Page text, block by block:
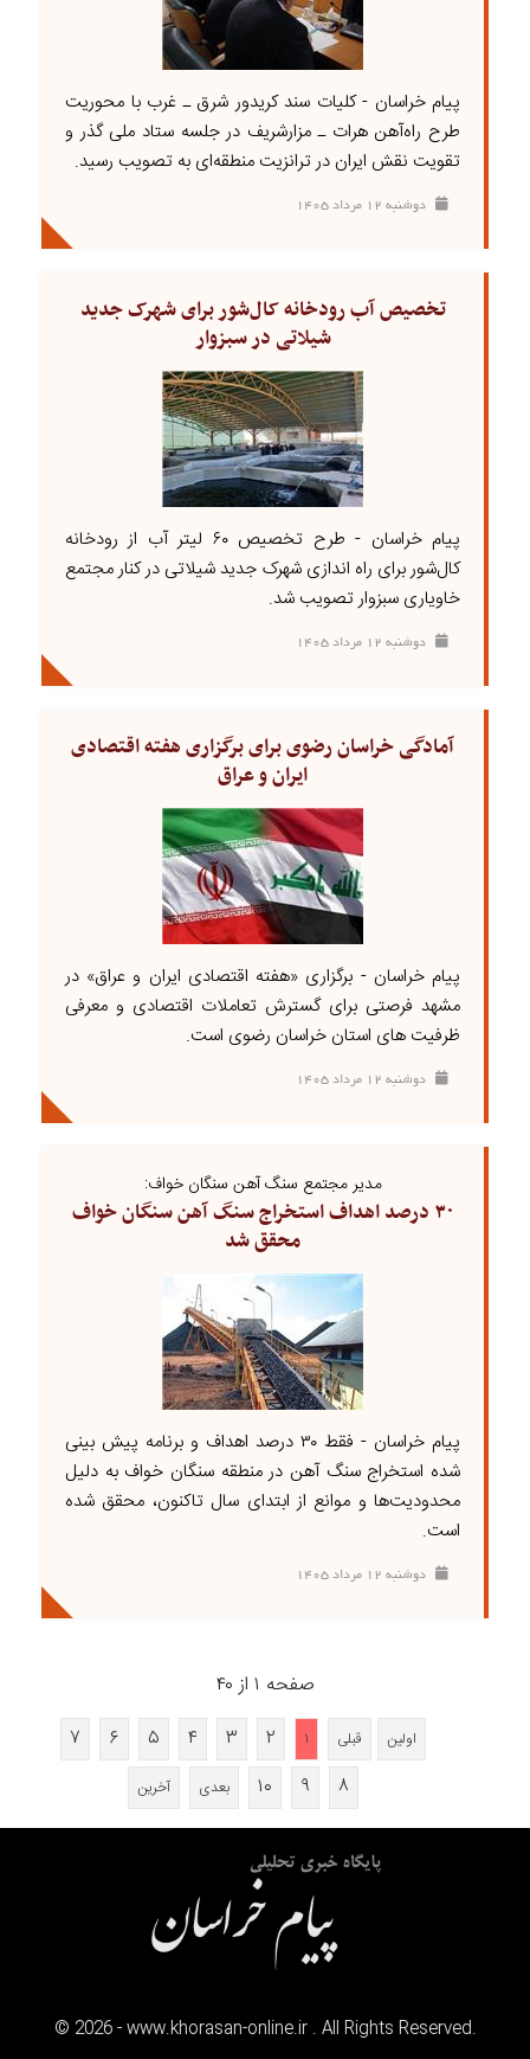
پیام خراسان - کلیات سند کریدور شرق ـ غرب با محوریت
طرح راه‌آهن هرات ـ مزارشریف در جلسه ستاد ملی گذر و
تقویت نقش ایران در ترانزیت منطقه‌ای به تصویب رسید.
دوشنبه ۱۲ مرداد ۱۴۰۵
تخصیص آب رودخانه کال‌شور برای شهرک جدید
شیلاتی در سبزوار
پیام خراسان - طرح تخصیص ۶۰ لیتر آب از رودخانه
کال‌شور برای راه اندازی شهرک جدید شیلاتی در کنار مجتمع
خاویاری سبزوار تصویب شد.
دوشنبه ۱۲ مرداد ۱۴۰۵
آمادگی خراسان رضوی برای برگزاری هفته اقتصادی
ایران و عراق
پیام خراسان - برگزاری «هفته اقتصادی ایران و عراق» در
مشهد فرصتی برای گسترش تعاملات اقتصادی و معرفی
ظرفیت‌ های استان خراسان رضوی است.
دوشنبه ۱۲ مرداد ۱۴۰۵
مدیر مجتمع سنگ آهن سنگان خواف:
۳۰ درصد اهداف استخراج سنگ آهن سنگان خواف
محقق شد
پیام خراسان - فقط ۳۰ درصد اهداف و برنامه پیش بینی
شده استخراج سنگ آهن در منطقه سنگان خواف به دلیل
محدودیت‌ها و موانع از ابتدای سال تاکنون، محقق شده
است.
دوشنبه ۱۲ مرداد ۱۴۰۵
صفحه ۱ از ۴۰
اولین قبلی ۱ ۲ ۳ ۴ ۵ ۶
۷
۸
۹ ۱۰ بعدی آخرین
© 2026- www.khorasan-online.ir . All Rights Reserved.